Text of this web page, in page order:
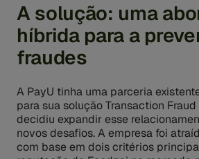
A solução: uma
híbrida para a
fraudes
A PayU tinha uma parceria
para sua solução Transaction
decidiu expandir esse
novos desafios. A empresa foi
com base em dois critérios